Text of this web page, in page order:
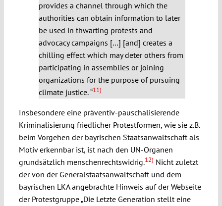
provides a channel through which the
authorities can obtain information to later
be used in thwarting protests and
advocacy campaigns […] [and] creates a
chilling effect which may deter others from
participating in assemblies or joining
organizations for the purpose of pursuing
climate justice.“11)
Insbesondere eine präventiv-pauschalisierende
Kriminalisierung friedlicher Protestformen, wie sie z.B.
beim Vorgehen der bayrischen Staatsanwaltschaft als
Motiv erkennbar ist, ist nach den UN-Organen
grundsätzlich menschenrechtswidrig.12) Nicht zuletzt
der von der Generalstaatsanwaltschaft und dem
bayrischen LKA angebrachte Hinweis auf der Webseite
der Protestgruppe „Die Letzte Generation stellt eine